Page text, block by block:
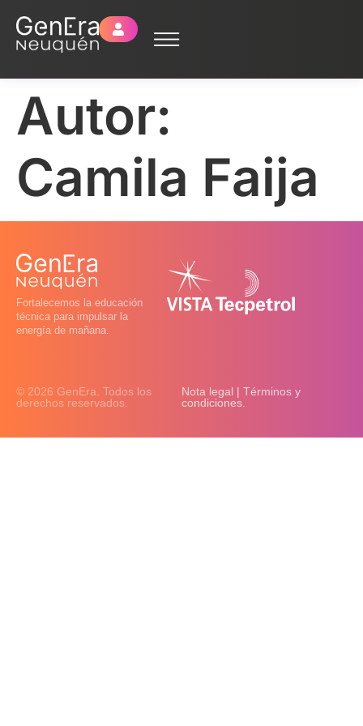
Autor:
Camila Faija
Fortalecemos la educación
técnica para impulsar la
energía de mañana.
© 2026 GenEra. Todos los
derechos reservados.
Nota legal | Términos y
condiciones.